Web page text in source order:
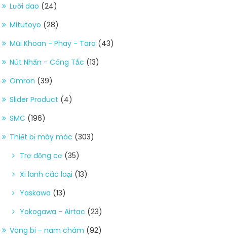
Lưỡi dao (24)
Mitutoyo (28)
Mũi Khoan - Phay - Taro (43)
Nút Nhấn - Công Tắc (13)
Omron (39)
Slider Product (4)
SMC (196)
Thiết bị máy móc (303)
Trợ động cơ (35)
Xi lanh các loại (13)
Yaskawa (13)
Yokogawa - Airtac (23)
Vòng bi - nam châm (92)